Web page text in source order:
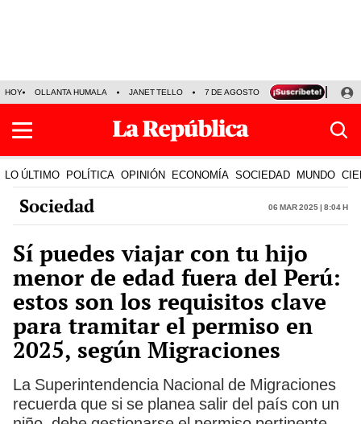
HOY OLLANTA HUMALA JANET TELLO 7 DE AGOSTO TINKA RESULTADOS
LO ÚLTIMO POLÍTICA OPINIÓN ECONOMÍA SOCIEDAD MUNDO
Sociedad 06 Mar 2025 | 8:04 h
Sí puedes viajar con tu hijo
menor de edad fuera del Perú:
estos son los requisitos clave
para tramitar el permiso en
2025, según Migraciones
La Superintendencia Nacional de Migraciones
recuerda que si se planea salir del país con un